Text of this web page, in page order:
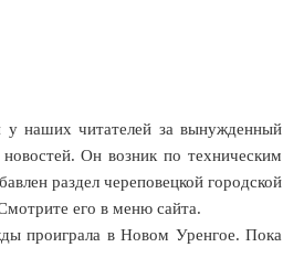
наших читателей за вынужденный
Он возник по техническим
раздел череповецкой городской
его в меню сайта.
проиграла в Новом Уренгое. Пока